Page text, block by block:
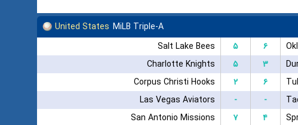
United States MiLB Triple-A
Salt Lake Bees
۵ ۶
Charlotte Knights
۵ ۳
Corpus Christi Hooks
۲ ۶
Las Vegas Aviators
- -
San Antonio Missions
۷ ۴